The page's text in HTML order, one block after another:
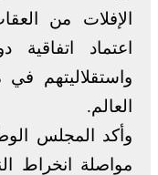
الإفلات من
اعتماد اتفاقية
واستقلاليتهم
العالم.
وأكد المجلس
مواصلة انخراط